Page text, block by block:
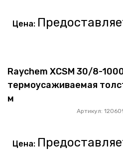
Цена:
Raychem XCSM 30/8-
термоусаживаемая
м
Артикул:
Цена: